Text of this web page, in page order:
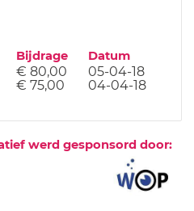
Bijdrage Datum
€ 80,00
05-04-18
€ 75,00 04-04-18
werd gesponsord door: